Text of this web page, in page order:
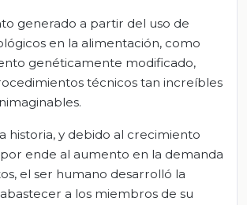
generado a partir del uso de
en la alimentación, como
genéticamente modificado,
técnicos tan increíbles
historia, y debido al crecimiento
ende al aumento en la demanda
el ser humano desarrolló la
a los miembros de su